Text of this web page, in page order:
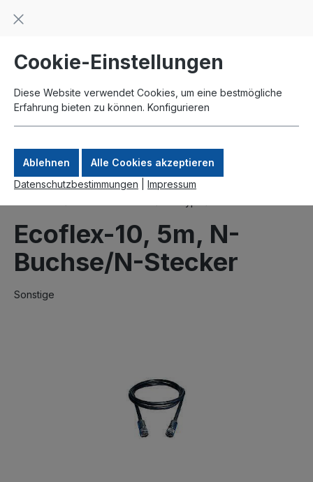
springen
Zahlung per Paypal
Ecoflex-10, 5m, N-
Buchse/N-Stecker
Sonstige
Cookie-Einstellungen
Diese Website verwendet Cookies, um eine bestmögliche
Erfahrung bieten zu können. Konfigurieren
Ablehnen
Alle Cookies akzeptieren
Datenschutzbestimmungen
Impressum